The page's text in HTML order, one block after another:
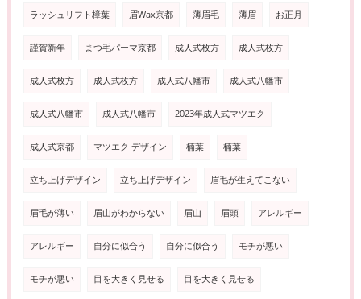
ラッシュリフト樟葉 眉Wax京都 薄眉毛 薄眉 お正月
謹賀新年 まつ毛パーマ京都 成人式枚方 成人式枚方
成人式枚方 成人式枚方 成人式八幡市 成人式八幡市
成人式八幡市 成人式八幡市 2023年成人式マツエク
成人式京都 マツエク デザイン 楠葉 楠葉
立ち上げデザイン 立ち上げデザイン 眉毛が生えてこない
眉毛が薄い 眉山がわからない 眉山 眉頭 アレルギー
アレルギー 自分に似合う 自分に似合う モチが悪い
モチが悪い 目を大きく見せる 目を大きく見せる